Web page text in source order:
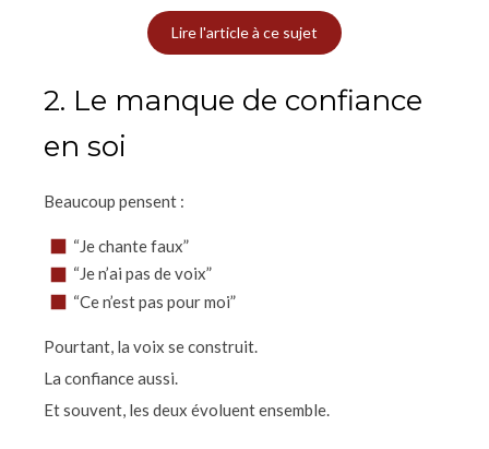
Lire l'article à ce sujet
2. Le manque de confiance
en soi
Beaucoup pensent :
“Je chante faux”
“Je n’ai pas de voix”
“Ce n’est pas pour moi”
Pourtant, la voix se construit.
La confiance aussi.
Et souvent, les deux évoluent ensemble.